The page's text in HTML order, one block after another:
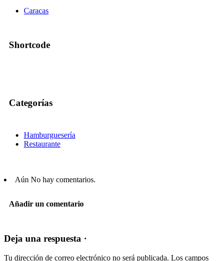
Caracas
Shortcode
Categorías
Hamburguesería
Restaurante
Aún No hay comentarios.
Añadir un comentario
Deja una respuesta ·
Tu dirección de correo electrónico no será publicada. Los campos